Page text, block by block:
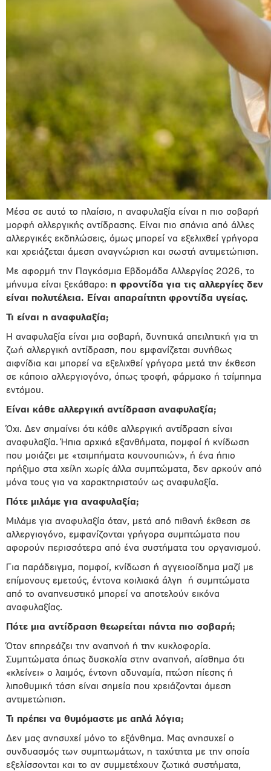
Μέσα σε αυτό το πλαίσιο, η αναφυλαξία είναι η πιο σοβαρή
μορφή αλλεργικής αντίδρασης. Είναι πιο σπάνια από άλλες
αλλεργικές εκδηλώσεις, όμως μπορεί να εξελιχθεί γρήγορα
και χρειάζεται άμεση αναγνώριση και σωστή αντιμετώπιση.
Με αφορμή την Παγκόσμια Εβδομάδα Αλλεργίας 2026, το
μήνυμα είναι ξεκάθαρο: η φροντίδα για τις αλλεργίες δεν
είναι πολυτέλεια. Είναι απαραίτητη φροντίδα υγείας.
Τι είναι η αναφυλαξία;
Η αναφυλαξία είναι μια σοβαρή, δυνητικά απειλητική για τη
ζωή αλλεργική αντίδραση, που εμφανίζεται συνήθως
αιφνίδια και μπορεί να εξελιχθεί γρήγορα μετά την έκθεση
σε κάποιο αλλεργιογόνο, όπως τροφή, φάρμακο ή τσίμπημα
εντόμου.
Είναι κάθε αλλεργική αντίδραση αναφυλαξία;
Όχι. Δεν σημαίνει ότι κάθε αλλεργική αντίδραση είναι
αναφυλαξία. Ήπια αρχικά εξανθήματα, πομφοί ή κνίδωση
που μοιάζει με «τσιμπήματα κουνουπιών», ή ένα ήπιο
πρήξιμο στα χείλη χωρίς άλλα συμπτώματα, δεν αρκούν από
μόνα τους για να χαρακτηριστούν ως αναφυλαξία.
Πότε μιλάμε για αναφυλαξία;
Μιλάμε για αναφυλαξία όταν, μετά από πιθανή έκθεση σε
αλλεργιογόνο, εμφανίζονται γρήγορα συμπτώματα που
αφορούν περισσότερα από ένα συστήματα του οργανισμού.
Για παράδειγμα, πομφοί, κνίδωση ή αγγειοοίδημα μαζί με
επίμονους εμετούς, έντονα κοιλιακά άλγη ή συμπτώματα
από το αναπνευστικό μπορεί να αποτελούν εικόνα
αναφυλαξίας.
Πότε μια αντίδραση θεωρείται πάντα πιο σοβαρή;
Όταν επηρεάζει την αναπνοή ή την κυκλοφορία.
Συμπτώματα όπως δυσκολία στην αναπνοή, αίσθημα ότι
«κλείνει» ο λαιμός, έντονη αδυναμία, πτώση πίεσης ή
λιποθυμική τάση είναι σημεία που χρειάζονται άμεση
αντιμετώπιση.
Τι πρέπει να θυμόμαστε με απλά λόγια;
Δεν μας ανησυχεί μόνο το εξάνθημα. Μας ανησυχεί ο
συνδυασμός των συμπτωμάτων, η ταχύτητα με την οποία
εξελίσσονται και το αν συμμετέχουν ζωτικά συστήματα,